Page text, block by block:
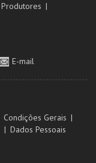
Produtores
E-mail
Condições Gerais
Dados Pessoais